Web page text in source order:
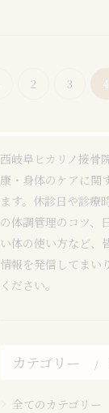
2 3 4
西岐阜ヒカリノ接骨
康・身体のケアに関
ます。休診日や診療
の体調管理のコツ、
い体の使い方など、
情報を発信してまい
ください。
カテゴリー
全てのカテゴリー